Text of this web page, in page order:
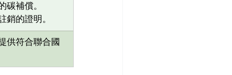
補償。
的證明。
供符合聯合國